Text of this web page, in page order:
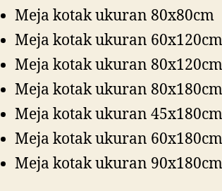
Meja kotak ukuran 80x80cm
Meja kotak ukuran 60x120cm
Meja kotak ukuran 80x120cm
Meja kotak ukuran 80x180cm
Meja kotak ukuran 45x180cm
Meja kotak ukuran 60x180cm
Meja kotak ukuran 90x180cm